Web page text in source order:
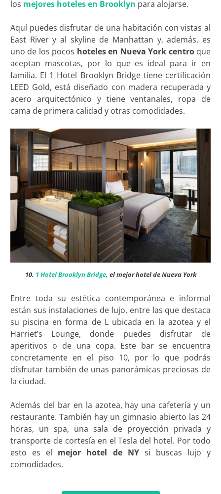
los mejores hoteles en Brooklyn para alojarse.
Aquí puedes disfrutar de una habitación con vistas al
East River y al skyline de Manhattan y, además, es
uno de los pocos hoteles en Nueva York centroque
aceptan mascotas, por lo que es ideal para ir en
familia. El 1 Hotel Brooklyn Bridge tiene certificación
LEED Gold, está diseñado con madera recuperada y
acero arquitectónico y tiene ventanales, ropa de
cama de primera calidad y otras comodidades.
10. 1 Hotel Brooklyn Bridge, el mejor hotel de Nueva York
Entre toda su estética contemporánea e informal
están sus instalaciones de lujo, entre las que destaca
su piscina en forma de L ubicada en la azotea y el
Harriet’s Lounge, donde puedes disfrutar de
aperitivos o de una copa. Este bar se encuentra
concretamente en el piso 10, por lo que podrás
disfrutar también de unas panorámicas preciosas de
la ciudad.
Además del bar en la azotea, hay una cafetería y un
restaurante. También hay un gimnasio abierto las 24
horas, un spa, una sala de proyección privada y
transporte de cortesía en el Tesla del hotel. Por todo
esto es el mejor hotel de NYsi buscas lujo y
comodidades.